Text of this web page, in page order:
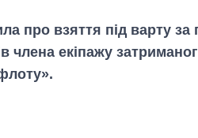
про взяття під варту за
члена екіпажу